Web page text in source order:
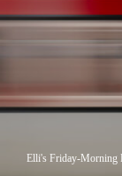
Elli's Friday-Morning